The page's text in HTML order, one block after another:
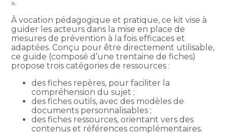
».
À vocation pédagogique et pratique, ce kit vise à
guider les acteurs dans la mise en place de
mesures de prévention à la fois efficaces et
adaptées. Conçu pour être directement utilisable,
ce guide (composé d’une trentaine de fiches)
propose trois catégories de ressources :
des fiches repères, pour faciliter la
compréhension du sujet ;
des fiches outils, avec des modèles de
documents personnalisables ;
des fiches ressources, orientant vers des
contenus et références complémentaires.